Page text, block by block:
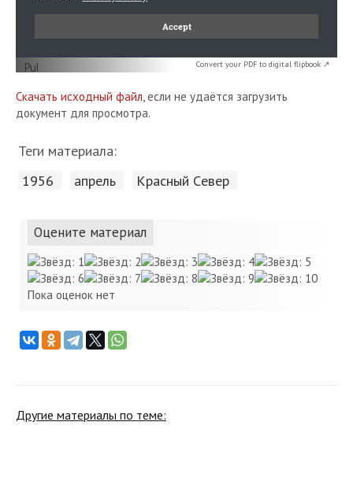
Convert your PDF to digital flipbook ↗
Скачать исходный файл, если не удаётся загрузить
документ для просмотра.
Теги материала:
1956 апрель Красный Cевер
Оцените материал
Пока оценок нет
Другие материалы по теме: